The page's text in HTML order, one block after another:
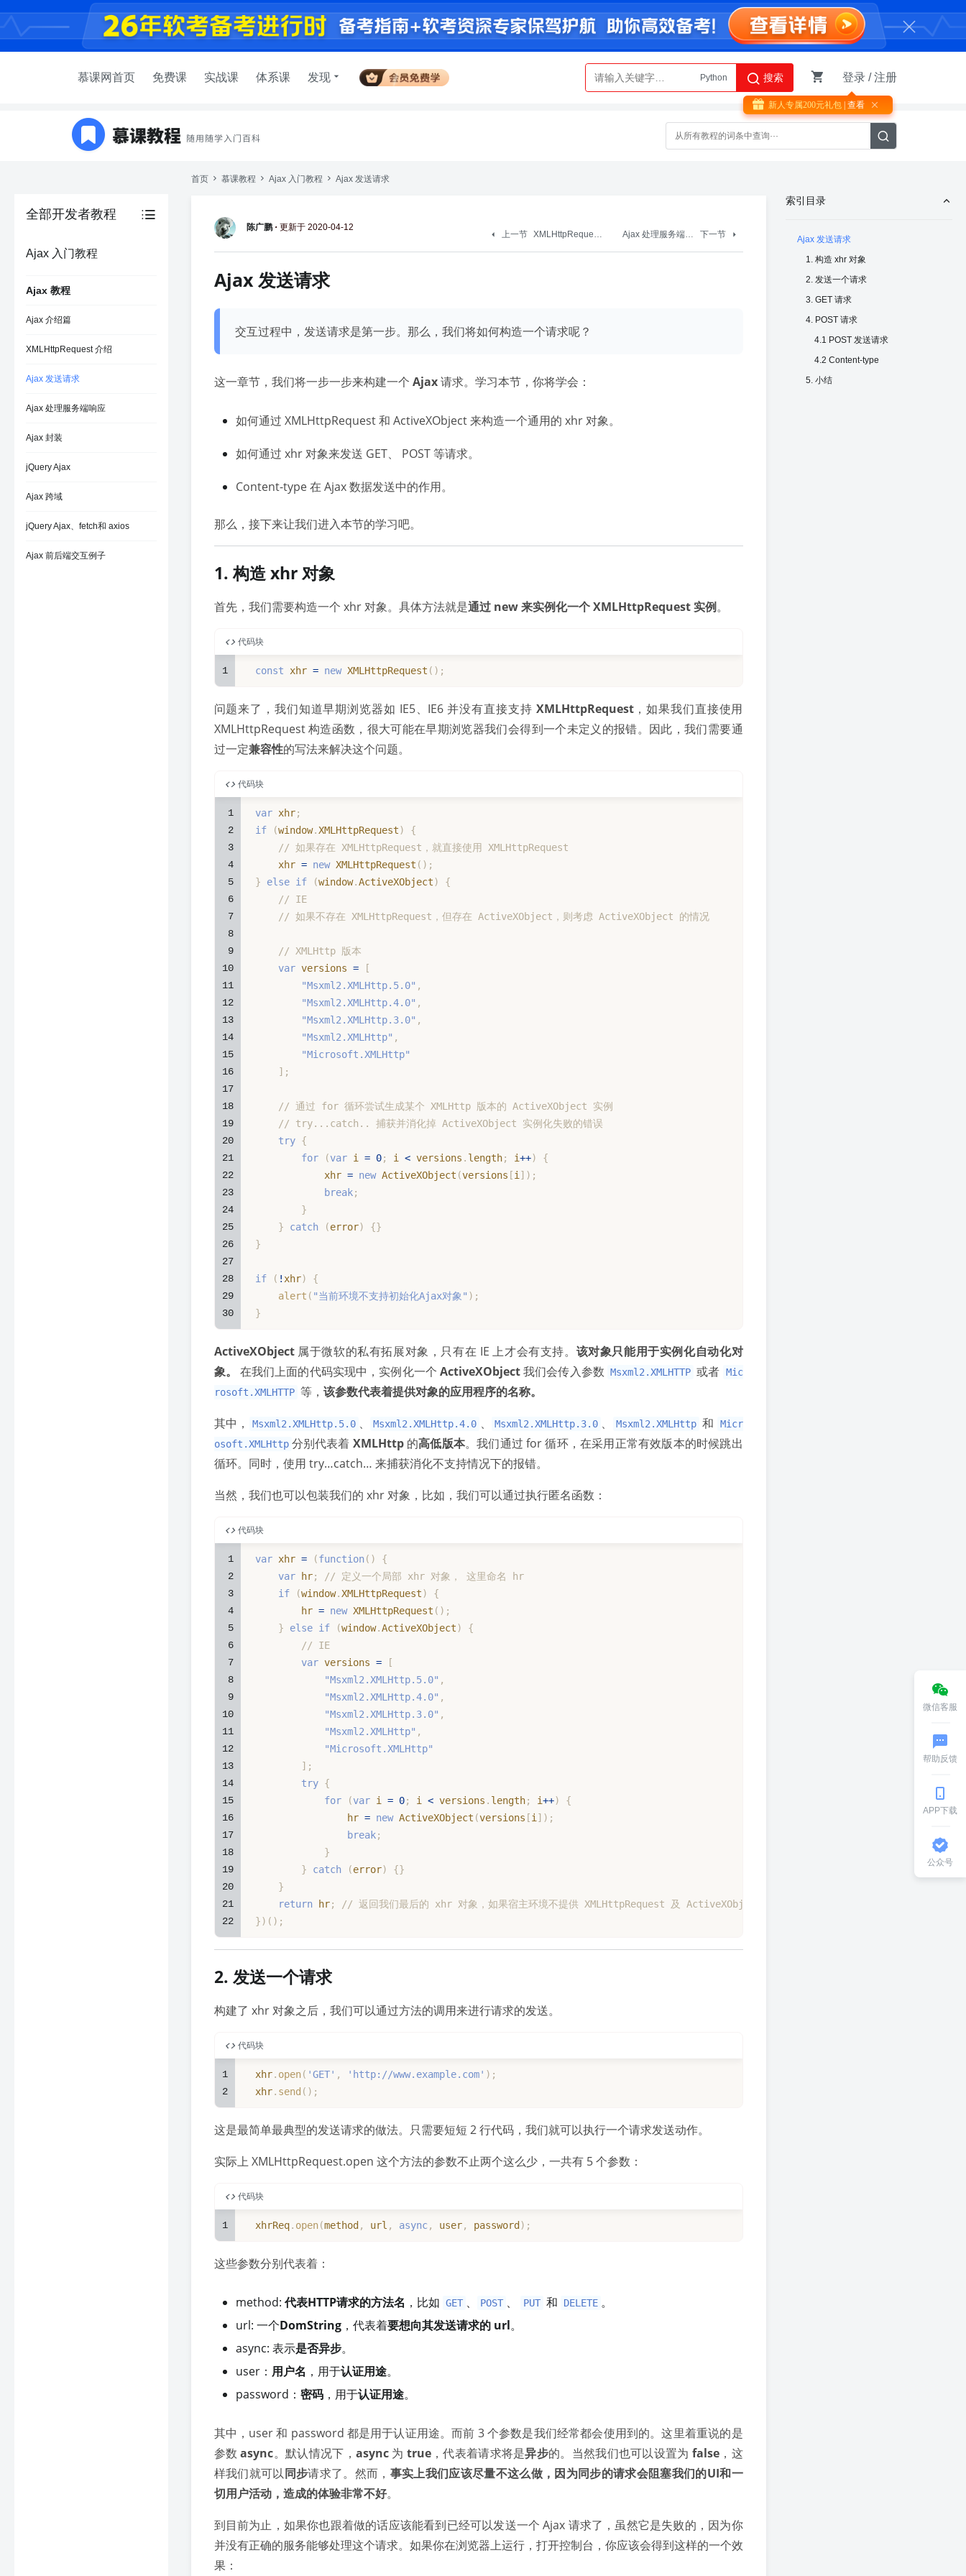
慕课网首页 免费课 实战课 体系课 发现
Python
AI智能体
搜索 登录 /注册
新人专属200元礼包 | 查看 
全部开发者教程
Ajax 入门教程
Ajax 教程
Ajax 介绍篇
XMLHttpRequest 介绍
Ajax 发送请求
Ajax 处理服务端响应
Ajax 封装
jQuery Ajax
Ajax 跨域
jQuery Ajax、fetch和 axios
Ajax 前后端交互例子
首页 慕课教程 Ajax 入门教程 Ajax 发送请求
陈广鹏 · 更新于 2020-04-12
上一节 XMLHttpRequest 介绍 Ajax 处理服务端响应 下一节
Ajax 发送请求
交互过程中，发送请求是第一步。那么，我们将如何构造一个请求呢？
这一章节，我们将一步一步来构建一个 Ajax请求。学习本节，你将学会：
如何通过 XMLHttpRequest 和 ActiveXObject 来构造一个通用的 xhr 对象。
如何通过 xhr 对象来发送 GET、 POST 等请求。
Content-type 在 Ajax 数据发送中的作用。
那么，接下来让我们进入本节的学习吧。
1. 构造 xhr 对象
首先，我们需要构造一个 xhr 对象。具体方法就是通过 new 来实例化一个 XMLHttpRequest 实例。
const xhr = new XMLHttpRequest ( ) ;
代码块
1
问题来了，我们知道早期浏览器如 IE5、IE6 并没有直接支持 XMLHttpRequest，如果我们直接使用
XMLHttpRequest 构造函数，很大可能在早期浏览器我们会得到一个未定义的报错。因此，我们需要通
过一定兼容性的写法来解决这个问题。
var xhr;
if
(window.XMLHttpRequest)
{
// 如果存在 XMLHttpRequest，就直接使用 XMLHttpRequest
    xhr
= new XMLHttpRequest ( ) ;
}
else if (window.ActiveXObject)
{
// IE
// 如果不存在 XMLHttpRequest，但存在 ActiveXObject，则考虑 ActiveXObject 的情况
// XMLHttp 版本
var versions =
[
"Msxml2.XMLHttp.5.0" ,
"Msxml2.XMLHttp.4.0" ,
"Msxml2.XMLHttp.3.0" ,
"Msxml2.XMLHttp" ,
"Microsoft.XMLHttp"
] ;
// 通过 for 循环尝试生成某个 XMLHttp 版本的 ActiveXObject 实例
// try...catch.. 捕获并消化掉 ActiveXObject 实例化失败的错误
try {
for
(var i = 0; i < versions . length; i++)
{
            xhr
= new ActiveXObject (versions [i ] ) ;
break;
}
}
catch (error) {}
}
if ( ! xhr)
{
alert ( "当前环境不支持初始化Ajax对象" ) ;
}
代码块
1
2
3
4
5
6
7
8
9
10
11
12
13
14
15
16
17
18
19
20
21
22
23
24
25
26
27
28
29
30
ActiveXObject属于微软的私有拓展对象，只有在 IE 上才会有支持。 该对象只能用于实例化自动化对
象。
在我们上面的代码实现中，实例化一个 ActiveXObject我们会传入参数 Msxml2.XMLHTTP 或者 Mic
rosoft.XMLHTTP 等， 该参数代表着提供对象的应用程序的名称。
其中，
Msxml2.XMLHttp.5.0 、 Msxml2.XMLHttp.4.0 、 Msxml2.XMLHttp.3.0 、 Msxml2.XMLHttp 和
Micr
osoft.XMLHttp 分别代表着 XMLHttp的高低版本。我们通过 for 循环，在采用正常有效版本的时候跳出
循环。同时，使用 try…catch… 来捕获消化不支持情况下的报错。
当然，我们也可以包装我们的 xhr 对象，比如，我们可以通过执行匿名函数：
var xhr = (function( )
{
var hr;
// 定义一个局部 xhr 对象， 这里命名 hr
if
(window.XMLHttpRequest)
{
        hr
= new XMLHttpRequest ( ) ;
}
else if (window.ActiveXObject)
{
// IE
var versions =
[
"Msxml2.XMLHttp.5.0" ,
"Msxml2.XMLHttp.4.0" ,
"Msxml2.XMLHttp.3.0" ,
"Msxml2.XMLHttp" ,
"Microsoft.XMLHttp"
] ;
try {
for
(var i = 0; i < versions . length; i++)
{
                hr
= new ActiveXObject (versions [i ] ) ;
break;
}
}
catch (error) {}
}
return hr;
// 返回我们最后的 xhr 对象，如果宿主环境不提供 XMLHttpRequest 及 ActiveXObject， 返回 undefined
}) ( ) ;
代码块
1
2
3
4
5
6
7
8
9
10
11
12
13
14
15
16
17
18
19
20
21
22
2. 发送一个请求
构建了 xhr 对象之后，我们可以通过方法的调用来进行请求的发送。
xhr. open( 'GET' , 'http://www.example.com' ) ;
xhr. send ( ) ;
代码块
1
2
这是最简单最典型的发送请求的做法。只需要短短 2 行代码，我们就可以执行一个请求发送动作。
实际上 XMLHttpRequest.open 这个方法的参数不止两个这么少，一共有 5 个参数：
xhrReq. open(method , url , async, user, password ) ;
代码块
1
这些参数分别代表着：
method: 代表HTTP请求的方法名 ，比如 GET 、 POST 、 PUT 和 DELETE 。
url: 一个DomString，代表着要想向其发送请求的 url。
async: 表示是否异步。
user： 用户名 ，用于认证用途。
password： 密码，用于认证用途。
其中，user 和 password 都是用于认证用途。而前 3 个参数是我们经常都会使用到的。这里着重说的是
参数async。默认情况下， async为 true，代表着请求将是异步的。当然我们也可以设置为 false，这
样我们就可以同步请求了。然而， 事实上我们应该尽量不这么做，因为同步的请求会阻塞我们的UI和一
切用户活动，造成的体验非常不好。
到目前为止，如果你也跟着做的话应该能看到已经可以发送一个 Ajax 请求了，虽然它是失败的，因为你
并没有正确的服务能够处理这个请求。如果你在浏览器上运行，打开控制台，你应该会得到这样的一个效
果：
索引目录
Ajax 发送请求
1. 构造 xhr 对象
2. 发送一个请求
3. GET 请求
4. POST 请求
4.1 POST 发送请求
4.2 Content-type
5. 小结
微信客服
帮助反馈
APP下载
公众号